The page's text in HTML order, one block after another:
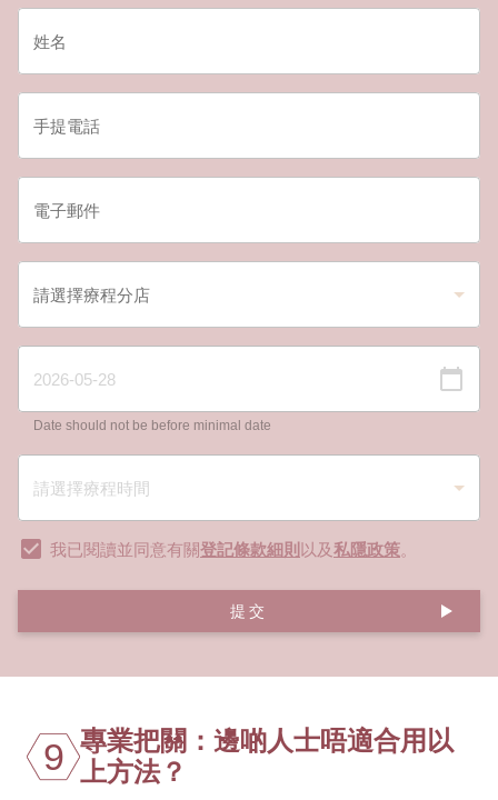
Date should not be before minimal date
我已閱讀並同意有關登記條款細則 以及私隱政策。
提交
9 專業把關：邊啲人士唔適合用以
上方法？